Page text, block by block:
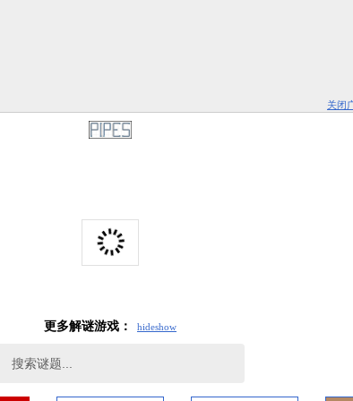
关闭
更多解谜游戏： hideshow